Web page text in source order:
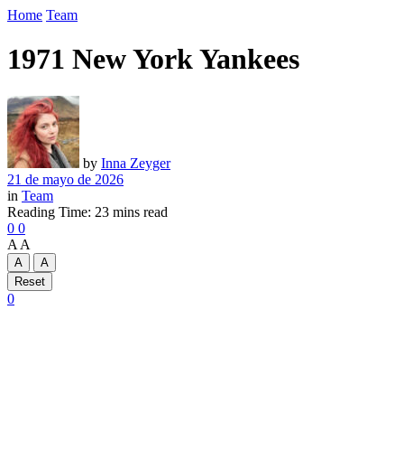
Home Team
1971 New York Yankees
by Inna Zeyger
21 de mayo de 2026
in Team
Reading Time: 23 mins read
0 0
A A
A
A
Reset
0